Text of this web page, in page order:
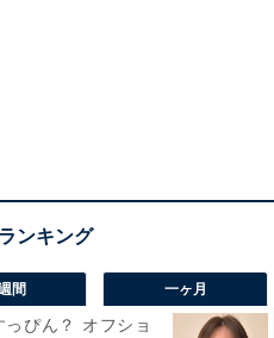
間 一ヶ月
っぴん？ オフショ